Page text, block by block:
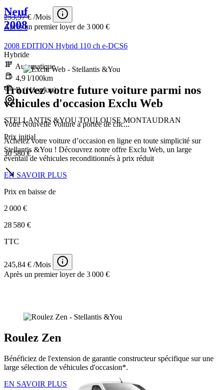
253,97 € /Mois
Après un premier loyer de 3 000 €
Neuf
2008
2008 EDITION Hybrid 110 ch e-DCS6
Hybride
Automatique
4,9 l/100km
B (111 g/km)
STELLANTIS &YOU TOULOUSE MONTAUDRAN
Prix initial
30 580 €
Prix en baisse de
2 000 €
28 580 €
TTC
245,84 € /Mois
Après un premier loyer de 3 000 €
Trouvez votre future voiture parmi nos
véhicules d'occasion Exclu Web
Votre Nouvelle Voiture à portée de clic...
Achetez votre voiture d’occasion en ligne en toute simplicité sur
Stellantis &You ! Découvrez notre offre Exclu Web, un large
éventail de véhicules reconditionnés à prix réduit
EN SAVOIR PLUS
Roulez Zen
Bénéficiez de l'extension de garantie constructeur spécifique sur une
large sélection de véhicules d'occasion*.
EN SAVOIR PLUS